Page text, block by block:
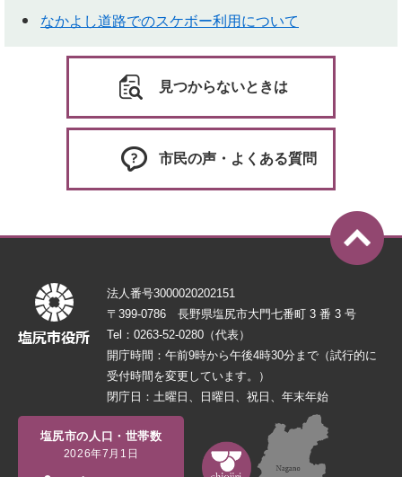
なかよし道路でのスケボー利用について
見つからないときは
市民の声・よくある質問
法人番号3000020202151
〒399-0786 長野県塩尻市大門七番町 3 番 3 号
Tel：0263-52-0280（代表）
開庁時間：午前9時から午後4時30分まで（試行的に
受付時間を変更しています。）
閉庁日：土曜日、日曜日、祝日、年末年始
塩尻市の人口・世帯数
2026年7月1日